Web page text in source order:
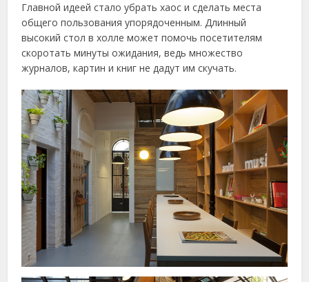
Главной идеей стало убрать хаос и сделать места
общего пользования упорядоченным. Длинный
высокий стол в холле может помочь посетителям
скоротать минуты ожидания, ведь множество
журналов, картин и книг не дадут им скучать.